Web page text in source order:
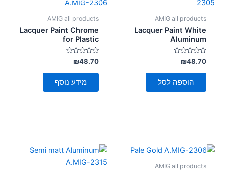
AMIG all products
Lacquer Paint White
Aluminum
דורג
0
מתוך
₪48.70
הוספה לסל
AMIG all products
Lacquer Paint Chrome
for Plastic
דורג
0
מתוך
₪48.70
מידע נוסף
AMIG all products